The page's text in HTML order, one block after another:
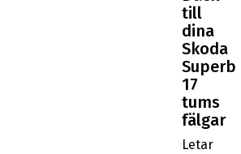
till
dina
Skoda
Superb
17
tums
fälgar
Letar